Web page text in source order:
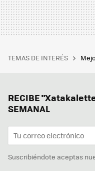
TEMAS DE INTERÉS
RECIBE
SEMANAL
Suscribiéndote aceptas